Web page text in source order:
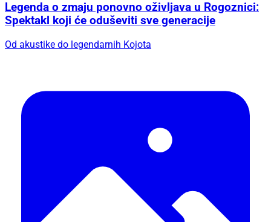
Legenda o zmaju ponovno oživljava u Rogoznici:
Spektakl koji će oduševiti sve generacije
Od akustike do legendarnih Kojota